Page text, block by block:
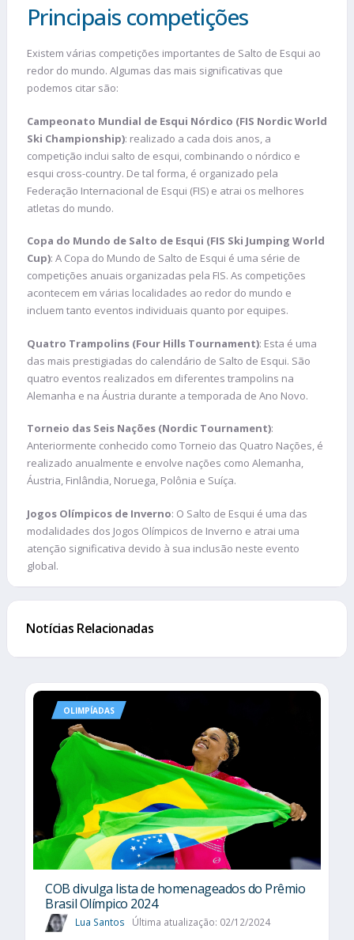
Principais competições
Existem várias competições importantes de Salto de Esqui ao
redor do mundo. Algumas das mais significativas que
podemos citar são:
Campeonato Mundial de Esqui Nórdico (FIS Nordic World
Ski Championship): realizado a cada dois anos, a
competição inclui salto de esqui, combinando o nórdico e
esqui cross-country. De tal forma, é organizado pela
Federação Internacional de Esqui (FIS) e atrai os melhores
atletas do mundo.
Copa do Mundo de Salto de Esqui (FIS Ski Jumping World
Cup): A Copa do Mundo de Salto de Esqui é uma série de
competições anuais organizadas pela FIS. As competições
acontecem em várias localidades ao redor do mundo e
incluem tanto eventos individuais quanto por equipes.
Quatro Trampolins (Four Hills Tournament): Esta é uma
das mais prestigiadas do calendário de Salto de Esqui. São
quatro eventos realizados em diferentes trampolins na
Alemanha e na Áustria durante a temporada de Ano Novo.
Torneio das Seis Nações (Nordic Tournament):
Anteriormente conhecido como Torneio das Quatro Nações, é
realizado anualmente e envolve nações como Alemanha,
Áustria, Finlândia, Noruega, Polônia e Suíça.
Jogos Olímpicos de Inverno: O Salto de Esqui é uma das
modalidades dos Jogos Olímpicos de Inverno e atrai uma
atenção significativa devido à sua inclusão neste evento
global.
Notícias Relacionadas
OLIMPÍADAS
COB divulga lista de homenageados do Prêmio
Brasil Olímpico 2024
Lua Santos Última atualização: 02/12/2024